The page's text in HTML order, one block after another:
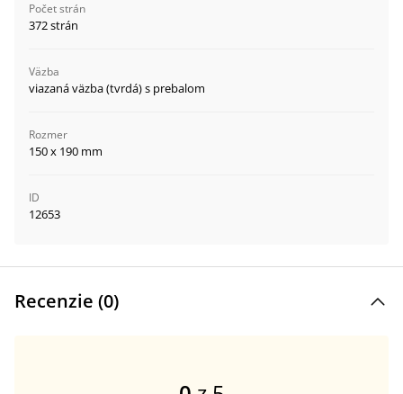
Počet strán
372 strán
Väzba
viazaná väzba (tvrdá) s prebalom
Rozmer
150 x 190 mm
ID
12653
Recenzie (0)